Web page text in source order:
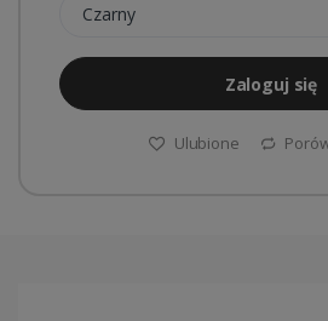
Czarny
Zaloguj się
Ulubione